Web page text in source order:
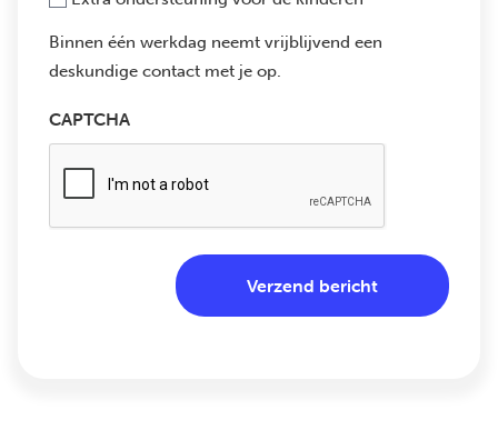
Binnen één werkdag neemt vrijblijvend een
deskundige contact met je op.
CAPTCHA